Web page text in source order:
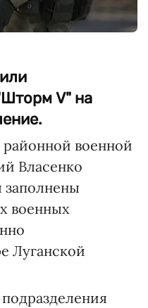
V" на
военной
Власенко
заполнены
военных
Луганской